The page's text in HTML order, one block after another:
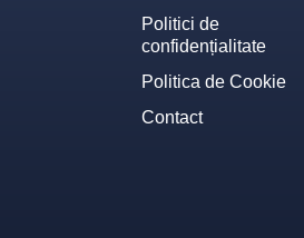
Politici de
confidențialitate
Politica de Cookie
Contact